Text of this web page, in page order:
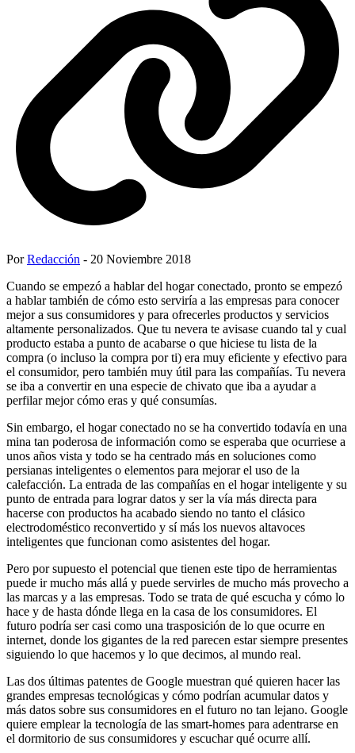
PorRedacción - 20 Noviembre 2018
Cuando se empezó a hablar del hogar conectado, pronto se empezó
a hablar también de cómo esto serviría a las empresas para conocer
mejor a sus consumidores y para ofrecerles productos y servicios
altamente personalizados. Que tu nevera te avisase cuando tal y cual
producto estaba a punto de acabarse o que hiciese tu lista de la
compra (o incluso la compra por ti) era muy eficiente y efectivo para
el consumidor, pero también muy útil para las compañías. Tu nevera
se iba a convertir en una especie de chivato que iba a ayudar a
perfilar mejor cómo eras y qué consumías.
Sin embargo, el hogar conectado no se ha convertido todavía en una
mina tan poderosa de información como se esperaba que ocurriese a
unos años vista y todo se ha centrado más en soluciones como
persianas inteligentes o elementos para mejorar el uso de la
calefacción. La entrada de las compañías en el hogar inteligente y su
punto de entrada para lograr datos y ser la vía más directa para
hacerse con productos ha acabado siendo no tanto el clásico
electrodoméstico reconvertido y sí más los nuevos altavoces
inteligentes que funcionan como asistentes del hogar.
Pero por supuesto el potencial que tienen este tipo de herramientas
puede ir mucho más allá y puede servirles de mucho más provecho a
las marcas y a las empresas. Todo se trata de qué escucha y cómo lo
hace y de hasta dónde llega en la casa de los consumidores. El
futuro podría ser casi como una trasposición de lo que ocurre en
internet, donde los gigantes de la red parecen estar siempre presentes
siguiendo lo que hacemos y lo que decimos, al mundo real.
Las dos últimas patentes de Google muestran qué quieren hacer las
grandes empresas tecnológicas y cómo podrían acumular datos y
más datos sobre sus consumidores en el futuro no tan lejano. Google
quiere emplear la tecnología de las smart-homes para adentrarse en
el dormitorio de sus consumidores y escuchar qué ocurre allí.